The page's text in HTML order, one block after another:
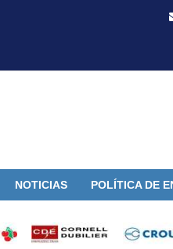
NOTICIAS POLÍTICA DE